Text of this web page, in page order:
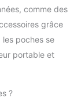
comme des
grâce
poches se
portable et
?